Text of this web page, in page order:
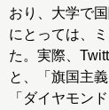
おり、大学で
にとっては、
た。実際、
と、「旗国主
「ダイヤモン